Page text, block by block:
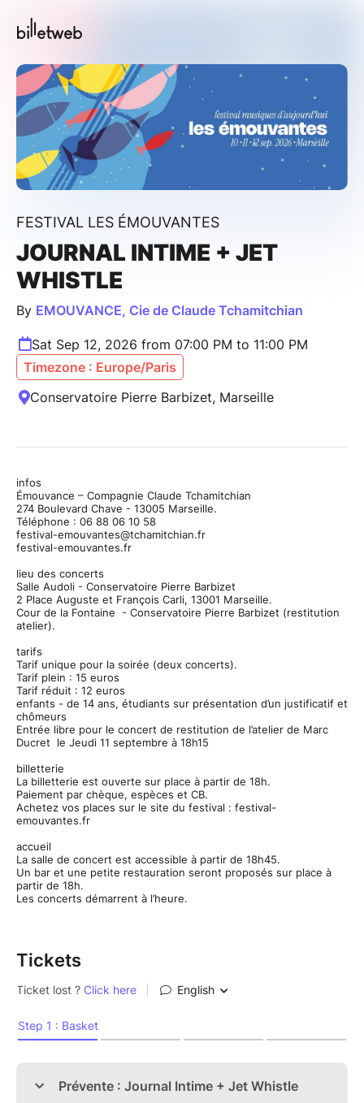
FESTIVAL LES ÉMOUVANTES
JOURNAL INTIME + JET
WHISTLE
By EMOUVANCE, Cie de Claude Tchamitchian
Sat Sep 12, 2026 from 07:00 PM to 11:00 PM
Timezone : Europe/Paris
Conservatoire Pierre Barbizet, Marseille
infos
Émouvance – Compagnie Claude Tchamitchian
274 Boulevard Chave - 13005 Marseille.
Téléphone : 06 88 06 10 58
festival-emouvantes@tchamitchian.fr
festival-emouvantes.fr
lieu des concerts
Salle Audoli - Conservatoire Pierre Barbizet
2 Place Auguste et François Carli, 13001 Marseille.
Cour de la Fontaine - Conservatoire Pierre Barbizet (restitution
atelier).
tarifs
Tarif unique pour la soirée (deux concerts).
Tarif plein : 15 euros
Tarif réduit : 12 euros
enfants - de 14 ans, étudiants sur présentation d’un justificatif et
chômeurs
Entrée libre pour le concert de restitution de l’atelier de Marc
Ducret le Jeudi 11 septembre à 18h15
billetterie
La billetterie est ouverte sur place à partir de 18h.
Paiement par chèque, espèces et CB.
Achetez vos places sur le site du festival : festival-
emouvantes.fr
accueil
La salle de concert est accessible à partir de 18h45.
Un bar et une petite restauration seront proposés sur place à
partir de 18h.
Les concerts démarrent à l’heure.
Tickets